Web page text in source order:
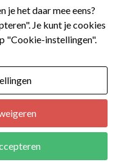
je het daar mee eens?
Je kunt je cookies
"Cookie-instellingen".